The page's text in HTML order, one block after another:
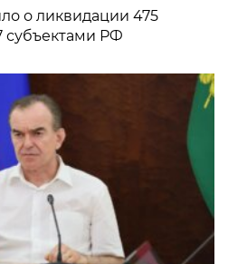
о ликвидации 475
субъектами РФ